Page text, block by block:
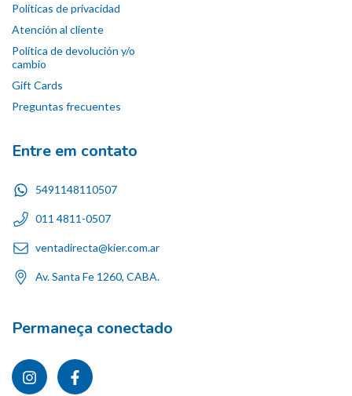
Políticas de privacidad
Atención al cliente
Política de devolución y/o
cambio
Gift Cards
Preguntas frecuentes
Entre em contato
5491148110507
011 4811-0507
ventadirecta@kier.com.ar
Av. Santa Fe 1260, CABA.
Permaneça conectado